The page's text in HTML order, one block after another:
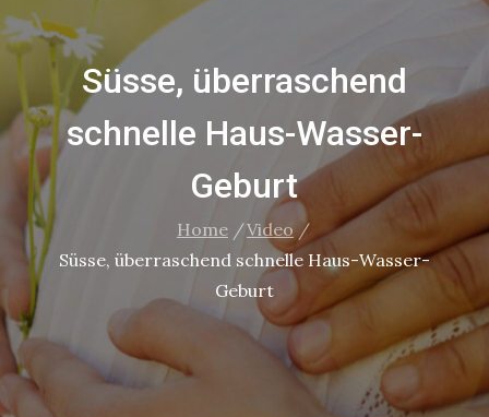
Süsse, überraschend
schnelle Haus-Wasser-
Geburt
Home
Video
Süsse, überraschend schnelle Haus-Wasser-
Geburt